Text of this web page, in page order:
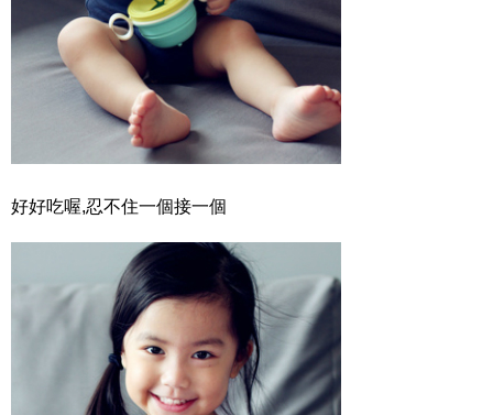
好好吃喔,忍不住一個接一個